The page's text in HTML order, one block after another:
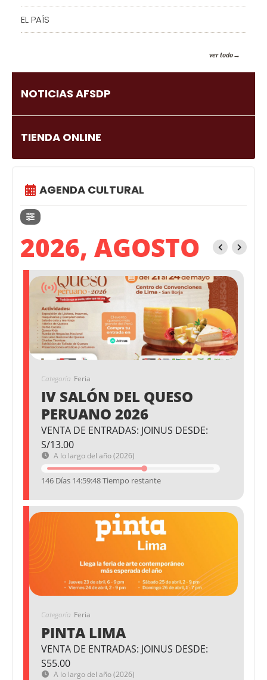
EL PAÍS
ver todo
NOTICIAS AFSDP
TIENDA ONLINE
AGENDA CULTURAL
2026, AGOSTO
Categoría Feria
IV SALÓN DEL QUESO
PERUANO 2026
VENTA DE ENTRADAS: JOINUS DESDE:
S/13.00
A lo largo del año (2026)
146 Días 14:59:47 Tiempo restante
Categoría Feria
PINTA LIMA
VENTA DE ENTRADAS: JOINUS DESDE:
S55.00
A lo largo del año (2026)